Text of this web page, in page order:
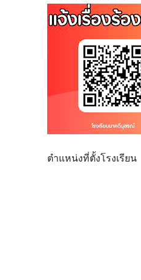
ตำแหน่งที่ตั้งโรงเรียน